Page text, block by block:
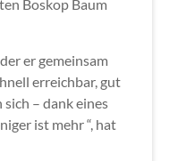
Boskop Baum
er gemeinsam
erreichbar, gut
– dank eines
ist mehr “, hat